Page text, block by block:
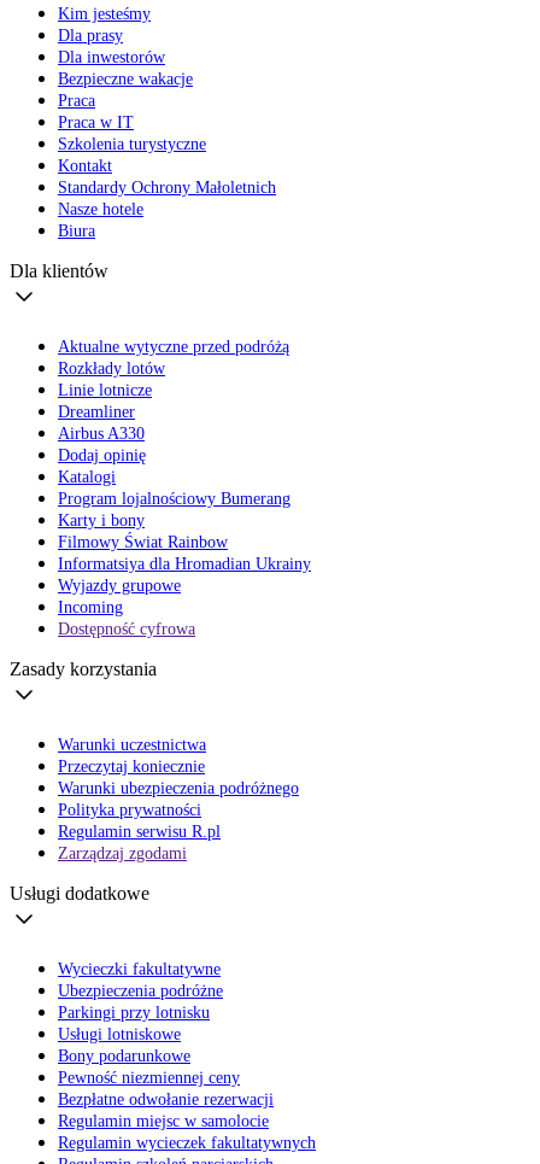
Kim jesteśmy
Dla prasy
Dla inwestorów
Bezpieczne wakacje
Praca
Praca w IT
Szkolenia turystyczne
Kontakt
Standardy Ochrony Małoletnich
Nasze hotele
Biura
Dla klientów
Aktualne wytyczne przed podróżą
Rozkłady lotów
Linie lotnicze
Dreamliner
Airbus A330
Dodaj opinię
Katalogi
Program lojalnościowy Bumerang
Karty i bony
Filmowy Świat Rainbow
Informatsiya dla Hromadian Ukrainy
Wyjazdy grupowe
Incoming
Dostępność cyfrowa
Zasady korzystania
Warunki uczestnictwa
Przeczytaj koniecznie
Warunki ubezpieczenia podróżnego
Polityka prywatności
Regulamin serwisu R.pl
Zarządzaj zgodami
Usługi dodatkowe
Wycieczki fakultatywne
Ubezpieczenia podróżne
Parkingi przy lotnisku
Usługi lotniskowe
Bony podarunkowe
Pewność niezmiennej ceny
Bezpłatne odwołanie rezerwacji
Regulamin miejsc w samolocie
Regulamin wycieczek fakultatywnych